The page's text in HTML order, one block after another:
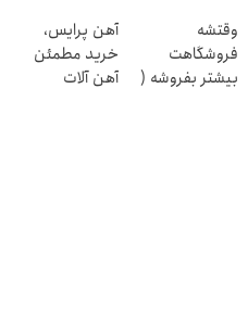
وقتشه
فروشگاهت
بیشتر بفروشه (
آهن پرایس،
خرید مطمئن
آهن آلات